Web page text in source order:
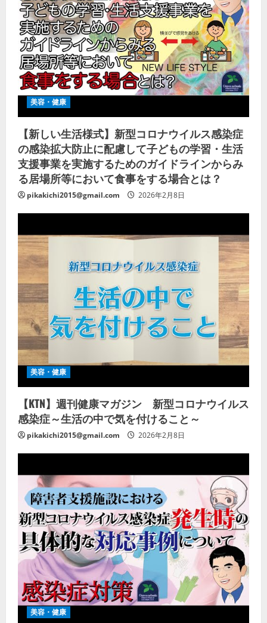
美容・健康
【新しい生活様式】新型コロナウイルス感染症
の感染拡大防止に配慮して子どもの学習・生活
支援事業を実施するためのガイドラインからみ
る居場所等において食事をする場合とは？
pikakichi2015@gmail.com 2026年2月8日
美容・健康
【KTN】週刊健康マガジン 新型コロナウイルス
感染症～生活の中で気を付けること～
pikakichi2015@gmail.com 2026年2月8日
美容・健康